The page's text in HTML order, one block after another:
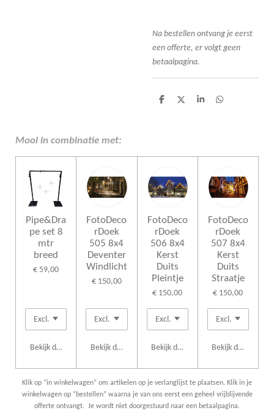
Na bestellen ontvang je eerst
een offerte, er volgt geen
betaalpagina.
D
D
S
D
Mooi in combinatie met:
Pipe&Dra
pe set 8
mtr
breed
€ 59,00
Bekijk details
FotoDeco
rDoek
505 8x4
Deventer
Windlicht
€ 150,00
Bekijk details
FotoDeco
rDoek
506 8x4
Kerst
Duits
Pleintje
€ 150,00
Bekijk details
FotoDeco
rDoek
507 8x4
Kerst
Duits
Straatje
€ 150,00
Bekijk details
Klik op “in winkelwagen” om artikelen op je verlanglijst te plaatsen. Klik in je
winkelwagen op “bestellen” waarna je van ons eerst een geheel vrijblijvende
offerte ontvangt. Je wordt niet doorgestuurd naar een betaalpagina.